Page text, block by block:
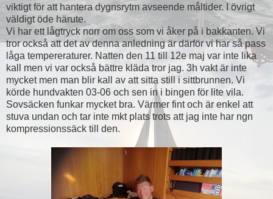
viktigt för att hantera dygnsrytm avseende måltider. I övrigt
väldigt öde härute.
Vi har ett lågtryck norr om oss som vi åker på i bakkanten. Vi
tror också att det av denna anledning är därför vi har så pass
låga tempereraturer. Natten den 11 till 12e maj var inte lika
kall men vi var också bättre kläda tror jag. 3h vakt är inte
mycket men man blir kall av att sitta still i sittbrunnen. Vi
körde hundvakten 03-06 och sen in i bingen för lite vila.
Sovsäcken funkar mycket bra. Värmer fint och är enkel att
stuva undan och tar inte mkt plats trots att jag inte har ngn
kompressionssäck till den.